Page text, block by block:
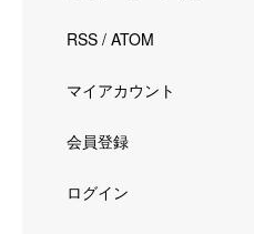
RSS / ATOM
マイアカウント
会員登録
ログイン